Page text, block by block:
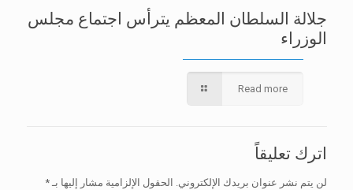
جلالة السلطان المعظم يترأس اجتماع مجلس
الوزراء
Read more
اترك تعليقاً
لن يتم نشر عنوان بريدك الإلكتروني. الحقول الإلزامية مشار إليها بـ*